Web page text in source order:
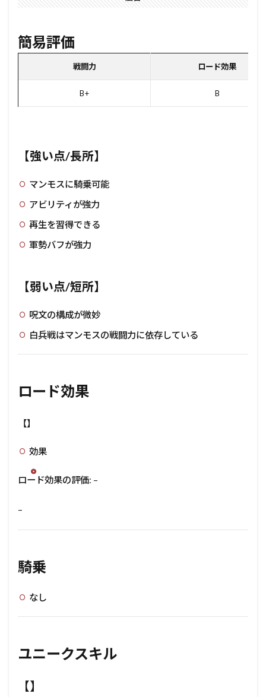
簡易評価
戦闘力 ロード効果
B+ B
【強い点/長所】
マンモスに騎乗可能
アビリティが強力
再生を習得できる
軍勢バフが強力
【弱い点/短所】
呪文の構成が微妙
白兵戦はマンモスの戦闘力に依存している
ロード効果
【】
効果
ロード効果の評価: –
–
騎乗
なし
ユニークスキル
【】